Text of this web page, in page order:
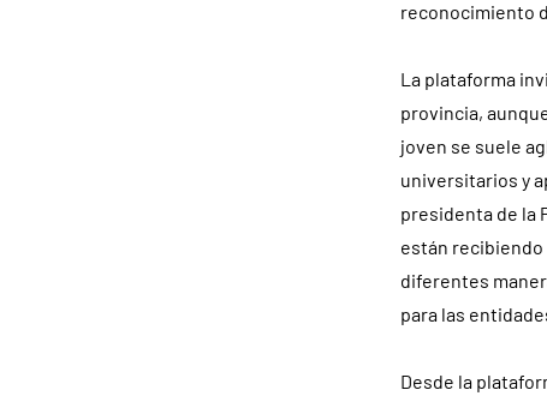
reconocimiento
La plataforma
provincia,
joven se suele
universitarios y
presidenta de la
están
diferentes
para las
Desde la